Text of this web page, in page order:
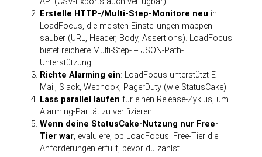
Erstelle HTTP-/Multi-Step-Monitore neu in
LoadFocus, die meisten Einstellungen mappen
sauber (URL, Header, Body, Assertions). LoadFocus
bietet reichere Multi-Step- + JSON-Path-
Unterstützung.
Richte Alarming ein: LoadFocus unterstützt E-
Mail, Slack, Webhook, PagerDuty (wie StatusCake).
Lass parallel laufen für einen Release-Zyklus, um
Alarming-Parität zu verifizieren.
Wenn deine StatusCake-Nutzung nur Free-
Tier war, evaluiere, ob LoadFocus' Free-Tier die
Anforderungen erfüllt, bevor du zahlst.